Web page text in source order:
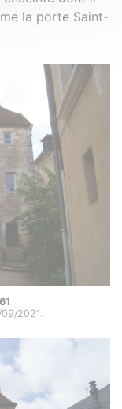
la porte Saint-
2021.